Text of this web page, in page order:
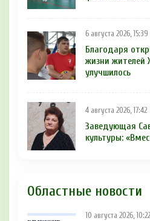
6 августа 2026, 15:39
Благодаря
жизни жителей
улучшилось
4 августа 2026, 17:42
Заведующая
культуры:
Областные новости
10 августа 2026, 10:22